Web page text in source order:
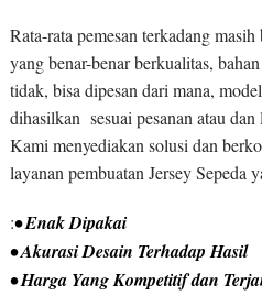
Rata-rata pemesan terkadang masih
yang benar-benar berkualitas,
tidak, bisa dipesan dari mana,
dihasilkan sesuai pesanan atau
Kami menyediakan solusi dan
layanan pembuatan Jersey Sepeda
:• Enak Dipakai
• Akurasi Desain Terhadap Hasil
• Harga Yang Kompetitif dan